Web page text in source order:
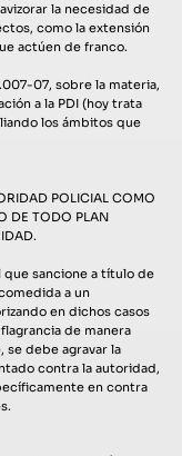
la necesidad de
como la extensión
actúen de franco.
07, sobre la materia,
a la PDI (hoy trata
los ámbitos que
POLICIAL COMO
DE TODO PLAN
sancione a título de
a un
en dichos casos
de manera
se debe agravar la
contra la autoridad,
en contra